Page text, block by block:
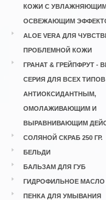
КОЖИ С
ОСВЕЖАЮЩИМ
ALOE VERA ДЛЯ
ПРОБЛЕМНОЙ КОЖИ
ГРАНАТ & ГРЕЙПФРУТ -
СЕРИЯ ДЛЯ ВСЕХ
АНТИОКСИДАНТНЫМ,
ОМОЛАЖИВАЮЩИМ И
ВЫРАВНИВАЮЩИМ
СОЛЯНОЙ СКРАБ 250 ГР.
БЕЛЬДИ
БАЛЬЗАМ ДЛЯ ГУБ
ГИДРОФИЛЬНОЕ МАСЛО
ПЕНКА ДЛЯ УМЫВАНИЯ